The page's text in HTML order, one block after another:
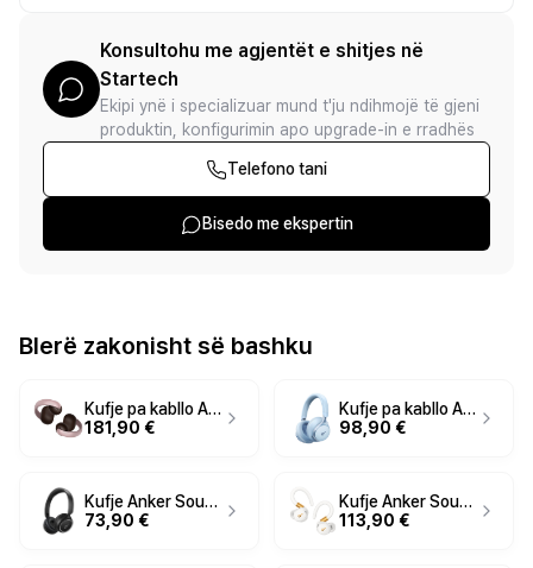
Konsultohu me agjentët e shitjes në
Startech
Ekipi ynë i specializuar mund t'ju ndihmojë të gjeni
produktin, konfigurimin apo upgrade-in e rradhës
Telefono tani
Bisedo me ekspertin
Blerë zakonisht së bashku
Kufje pa kabllo Anker Soundcore AeroClip – Rozë
181,90 €
Kufje pa kabllo Anker Soundcore Space One Over-Ear në ngjyrë blu
98,90 €
Kufje Anker Soundcore H30i, të zeza
73,90 €
Kufje Anker Soundcore Sport X20, të bardha
113,90 €